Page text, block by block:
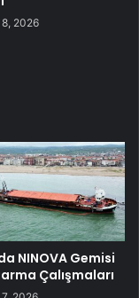
2026
NINOVA Gemisi
Çalışmaları